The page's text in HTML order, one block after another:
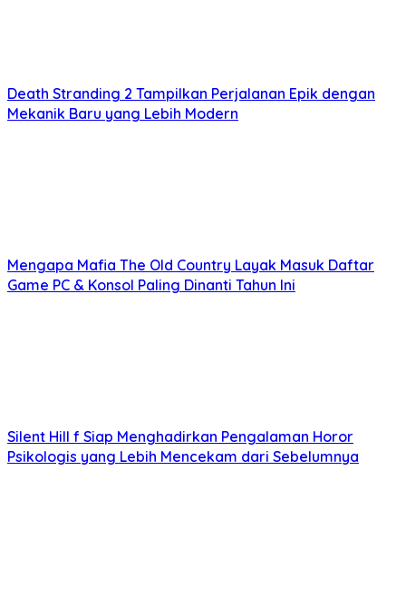
Death Stranding 2 Tampilkan Perjalanan Epik dengan
Mekanik Baru yang Lebih Modern
Mengapa Mafia The Old Country Layak Masuk Daftar
Game PC & Konsol Paling Dinanti Tahun Ini
Silent Hill f Siap Menghadirkan Pengalaman Horor
Psikologis yang Lebih Mencekam dari Sebelumnya